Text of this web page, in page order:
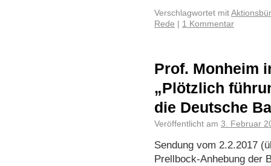
Verschlagwortet mit
Rede
1 Kommentar
Prof. Monheim
„Plötzlich
die Deutsche
Veröffentlicht am 3. Februar
Sendung vom 2.2.2017
Prellbock-Anhebung der